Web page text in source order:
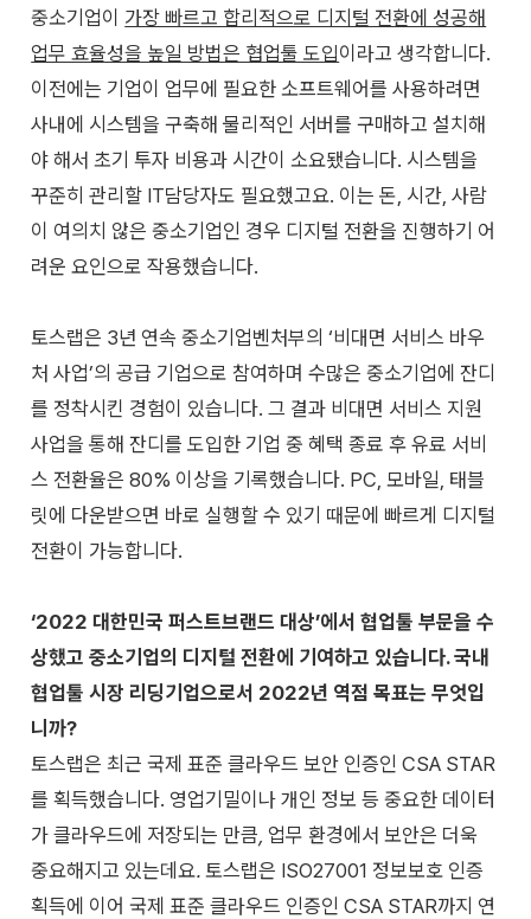
중소기업이 가장 빠르고 합리적으로 디지털 전환에 성공해
업무 효율성을 높일 방법은 협업툴 도입이라고 생각합니다.
이전에는 기업이 업무에 필요한 소프트웨어를 사용하려면
사내에 시스템을 구축해 물리적인 서버를 구매하고 설치해
야 해서 초기 투자 비용과 시간이 소요됐습니다. 시스템을
꾸준히 관리할 IT담당자도 필요했고요. 이는 돈, 시간, 사람
이 여의치 않은 중소기업인 경우 디지털 전환을 진행하기 어
려운 요인으로 작용했습니다.
토스랩은 3년 연속 중소기업벤처부의 ‘비대면 서비스 바우
처 사업’의 공급 기업으로 참여하며 수많은 중소기업에 잔디
를 정착시킨 경험이 있습니다. 그 결과 비대면 서비스 지원
사업을 통해 잔디를 도입한 기업 중 혜택 종료 후 유료 서비
스 전환율은 80% 이상을 기록했습니다. PC, 모바일, 태블
릿에 다운받으면 바로 실행할 수 있기 때문에 빠르게 디지털
전환이 가능합니다.
‘2022 대한민국 퍼스트브랜드 대상’에서 협업툴 부문을 수
상했고 중소기업의 디지털 전환에 기여하고 있습니다. 국내
협업툴 시장 리딩기업으로서 2022년 역점 목표는 무엇입
니까?
토스랩은 최근 국제 표준 클라우드 보안 인증인 CSA STAR
를 획득했습니다. 영업기밀이나 개인 정보 등 중요한 데이터
가 클라우드에 저장되는 만큼 업무 환경에서 보안은 더욱
중요해지고 있는데요.토스랩은 ISO27001 정보보호 인증
획득에 이어 국제 표준 클라우드 인증인 CSA STAR까지 연